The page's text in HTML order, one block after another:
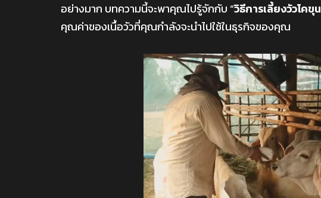
อย่างมาก บทความนี้จะพาคุณไปรู้จักกับ “วิธีการเลี้ยงวัวโคขุน
คุณค่าของเนื้อวัวที่คุณกำลังจะนำไปใช้ในธุรกิจของคุณ